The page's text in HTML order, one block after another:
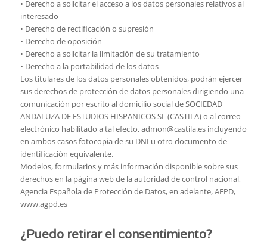
• Derecho a solicitar el acceso a los datos personales relativos al
interesado
• Derecho de rectificación o supresión
• Derecho de oposición
• Derecho a solicitar la limitación de su tratamiento
• Derecho a la portabilidad de los datos
Los titulares de los datos personales obtenidos, podrán ejercer
sus derechos de protección de datos personales dirigiendo una
comunicación por escrito al domicilio social de SOCIEDAD
ANDALUZA DE ESTUDIOS HISPANICOS SL (CASTILA) o al correo
electrónico habilitado a tal efecto, admon@castila.es incluyendo
en ambos casos fotocopia de su DNI u otro documento de
identificación equivalente.
Modelos, formularios y más información disponible sobre sus
derechos en la página web de la autoridad de control nacional,
Agencia Española de Protección de Datos, en adelante, AEPD,
www.agpd.es
¿Puedo retirar el consentimiento?